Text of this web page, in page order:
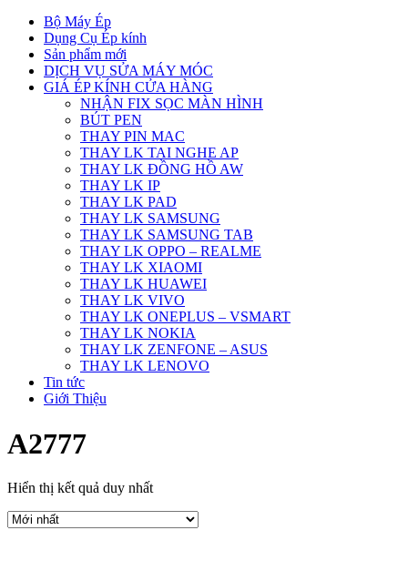
Bộ Máy Ép
Dụng Cụ Ép kính
Sản phẩm mới
DỊCH VỤ SỬA MÁY MÓC
GIÁ ÉP KÍNH CỬA HÀNG
NHẬN FIX SỌC MÀN HÌNH
BÚT PEN
THAY PIN MAC
THAY LK TAI NGHE AP
THAY LK ĐỒNG HỒ AW
THAY LK IP
THAY LK PAD
THAY LK SAMSUNG
THAY LK SAMSUNG TAB
THAY LK OPPO – REALME
THAY LK XIAOMI
THAY LK HUAWEI
THAY LK VIVO
THAY LK ONEPLUS – VSMART
THAY LK NOKIA
THAY LK ZENFONE – ASUS
THAY LK LENOVO
Tin tức
Giới Thiệu
A2777
Hiển thị kết quả duy nhất